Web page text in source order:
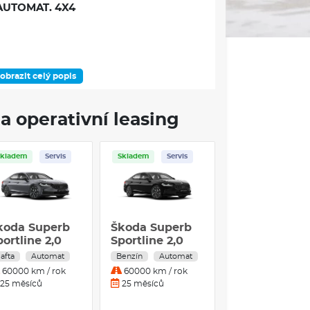
4X4
VÝBAVOVÉHO STUPNĚ
jízdního režimu
celý popis
operativní leasing
Servis
Superb
2,0
142 kW 7-
automat.
Automat
60000 km / rok
měsíců
Skladem Servis
Škoda Superb
Sportline 2,0
TSI 195 kW 7°
automatická
DSG 4x4
Benzín Automat
60000 km / rok
25 měsíců